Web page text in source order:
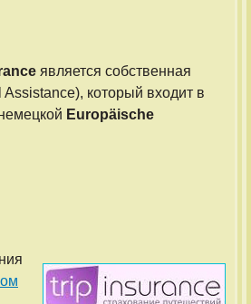
является собственная
который входит в
Europäische